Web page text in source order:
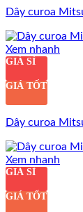
Dây curoa
Xem nhanh
GIÁ SỈ
GIÁ TỐT
Dây curoa
Xem nhanh
GIÁ SỈ
GIÁ TỐT